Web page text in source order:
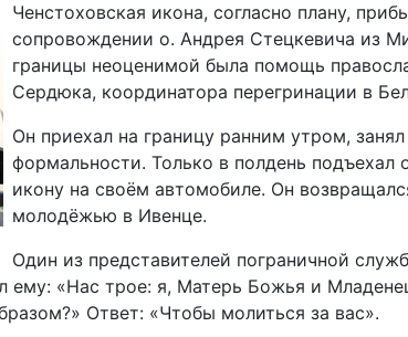
Ченстоховская икона, согласно плану,
сопровождении о. Андрея Стецкевича из
границы неоценимой была помощь
Сердюка, координатора перегринации в
Он приехал на границу ранним утром,
формальности. Только в полдень подъехал
икону на своём автомобиле. Он
молодёжью в Ивенце.
Один из представителей пограничной
ему: «Нас трое: я, Матерь Божья и
Ответ: «Чтобы молиться за вас».